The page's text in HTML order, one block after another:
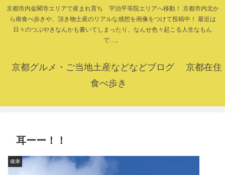
京都市内金閣寺エリアで産まれ育ち 宇治平等院エリアへ移動！ 京都市内北か
ら南食べ歩きや、頂き物土産のリアルな感想を画像をつけて投稿中！ 最近は
日々のつぶやきなんかも書いてしまったり、なんせ色々起こる人生なもん
で…。
京都グルメ・ご当地土産などなどブログ 京都在住
食べ歩き
耳ーー！！
健康